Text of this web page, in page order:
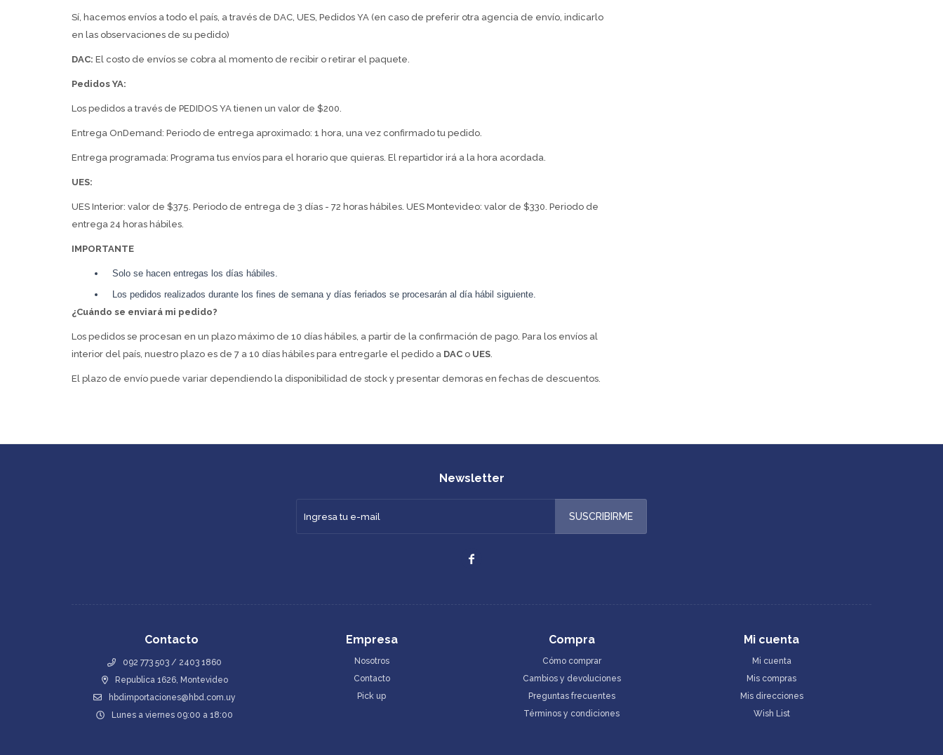
Sí, hacemos envíos a todo el país, a través de DAC, UES, Pedidos YA (en caso de preferir otra agencia de envío, indicarlo
en las observaciones de su pedido)
DAC: El costo de envíos se cobra al momento de recibir o retirar el paquete.
Pedidos YA:
Los pedidos a través de PEDIDOS YA tienen un valor de $200.
Entrega OnDemand: Periodo de entrega aproximado: 1 hora, una vez confirmado tu pedido.
Entrega programada: Programa tus envíos para el horario que quieras. El repartidor irá a la hora acordada.
UES:
UES Interior: valor de $375. Periodo de entrega de 3 días - 72 horas hábiles. UES Montevideo: valor de $330. Periodo de
entrega 24 horas hábiles.
IMPORTANTE
Solo se hacen entregas los días hábiles.
Los pedidos realizados durante los fines de semana y días feriados se procesarán al día hábil siguiente.
¿Cuándo se enviará mi pedido?
Los pedidos se procesan en un plazo máximo de 10 días hábiles, a partir de la confirmación de pago. Para los envíos al
interior del país, nuestro plazo es de 7 a 10 días hábiles para entregarle el pedido a DAC o UES.
El plazo de envío puede variar dependiendo la disponibilidad de stock y presentar demoras en fechas de descuentos.
Contacto
092 773 503 / 2403 1860
Republica 1626, Montevideo
hbdimportaciones@hbd.com.uy
Lunes a viernes 09:00 a 18:00
Empresa
Nosotros
Contacto
Pick up
Compra
Cómo comprar
Cambios y devoluciones
Preguntas frecuentes
Términos y condiciones
Mi cuenta
Mi cuenta
Mis compras
Mis direcciones
Wish List
Newsletter
SUSCRIBIRME
